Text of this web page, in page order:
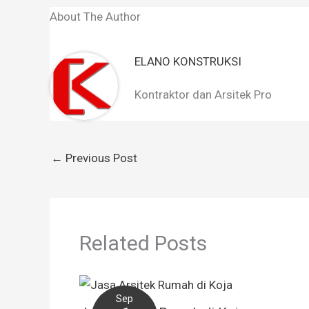
About The Author
ELANO KONSTRUKSI
Kontraktor dan Arsitek Pro
← Previous Post
Related Posts
Sep